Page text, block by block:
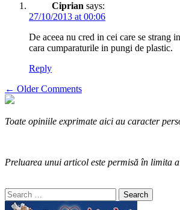
Ciprian says:
27/10/2013 at 00:06
De aceea nu cred in cei care se strang
cara cumparaturile in pungi de plastic.
Reply
Comment
navigation
← Older Comments
Toate opiniile exprimate aici au caracter
Preluarea unui articol este permisă în limita
Search
for: